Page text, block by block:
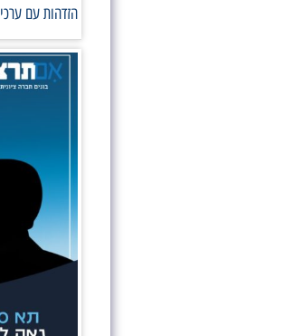
הזדהות עם ערכי